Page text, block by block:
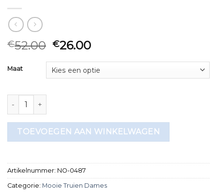
€52.00 €26.00
Maat
mooie truien dames aantal
TOEVOEGEN AAN WINKELWAGEN
Artikelnummer: NO-0487
Categorie: Mooie Truien Dames